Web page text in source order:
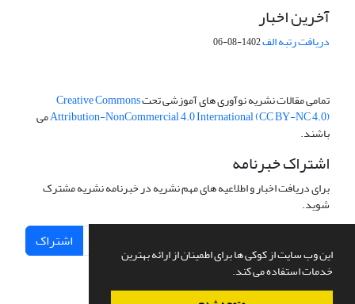
این وب سایت از کوکی ها برای اطمینان از ارائه بهترین
خدمات استفاده می کند.
آخرین اخبار
دریافت رتبه الف1402-08-06
تمامی مقالات نشریه نوآوری های آموزشی تحتCreative Commons
Attribution-NonCommercial 4.0 International (CC BY-NC 4.0)می
باشند.
اشتراک خبرنامه
برای دریافت اخبار و اطلاعیه های مهم نشریه در خبرنامه نشریه مشترک
شوید.
اشتراک